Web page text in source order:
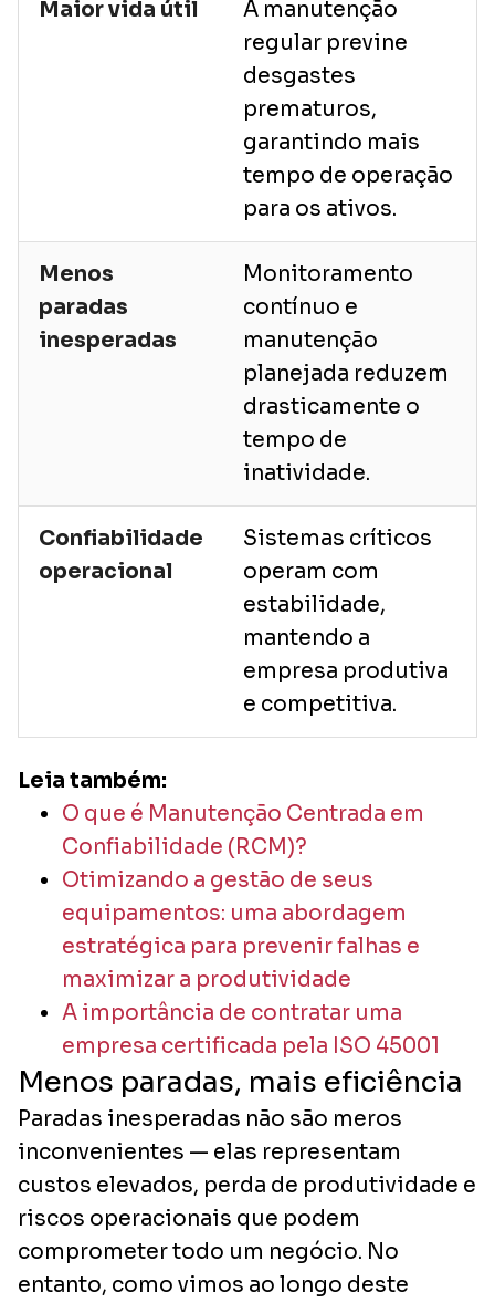
Maior vida útil
A manutenção
regular previne
desgastes
prematuros,
garantindo mais
tempo de operação
para os ativos.
Menos
paradas
inesperadas
Monitoramento
contínuo e
manutenção
planejada reduzem
drasticamente o
tempo de
inatividade.
Confiabilidade
operacional
Sistemas críticos
operam com
estabilidade,
mantendo a
empresa produtiva
e competitiva.
Leia também:
O que é Manutenção Centrada em
Confiabilidade (RCM)?
Otimizando a gestão de seus
equipamentos: uma abordagem
estratégica para prevenir falhas e
maximizar a produtividade
A importância de contratar uma
empresa certificada pela ISO 45001
Menos paradas, mais eficiência
Paradas inesperadas não são meros
inconvenientes — elas representam
custos elevados, perda de produtividade e
riscos operacionais que podem
comprometer todo um negócio. No
entanto, como vimos ao longo deste